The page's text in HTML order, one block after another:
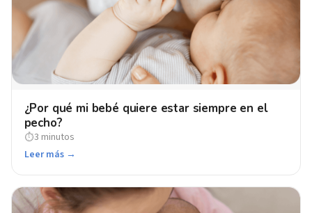
¿Por qué mi bebé quiere estar siempre en el
pecho?
⏱3 minutos
Leer más →